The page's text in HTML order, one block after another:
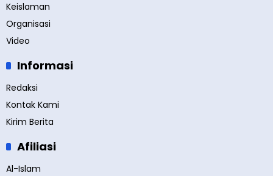
Keislaman
Organisasi
Video
Informasi
Redaksi
Kontak Kami
Kirim Berita
Afiliasi
Al-Islam